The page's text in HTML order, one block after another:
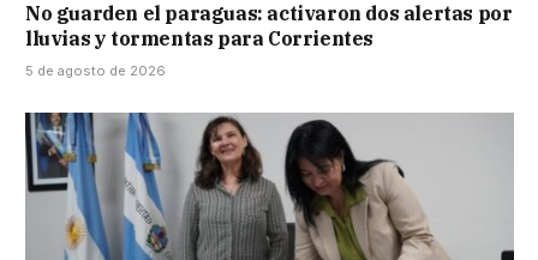
No guarden el paraguas: activaron dos alertas por
lluvias y tormentas para Corrientes
5 de agosto de 2026